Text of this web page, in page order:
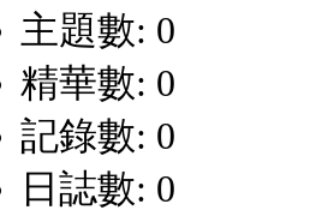
主題數: 0
精華數: 0
記錄數: 0
日誌數: 0